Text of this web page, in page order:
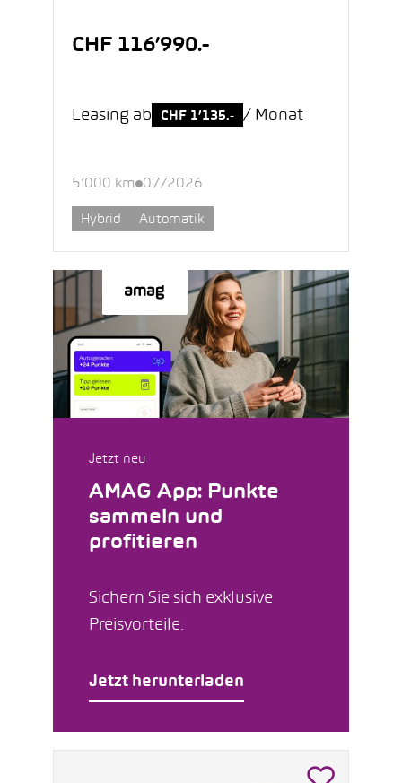
CHF 116’990.-
Leasing ab CHF 1’135.- / Monat
5’000 km 07/2026
Hybrid Automatik
Jetzt neu
AMAG App: Punkte
sammeln und
profitieren
Sichern Sie sich exklusive
Preisvorteile.
Jetzt herunterladen